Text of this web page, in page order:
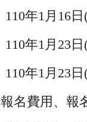
110年1月16
110年1月23
110年1月23
報名費用、報